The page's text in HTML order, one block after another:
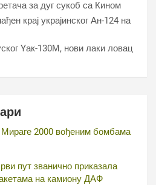
за дуг сукоб са Кином
крај украјинског Ан-124 на
Yак-130М, нови лаки ловац
2000 вођеним бомбама
пут званично приказала
на камиону ДАФ